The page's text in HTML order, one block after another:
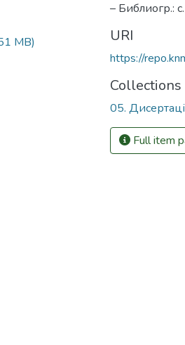
MB)
– Библиогр.:
URI
https://
Collections
05.
Full item